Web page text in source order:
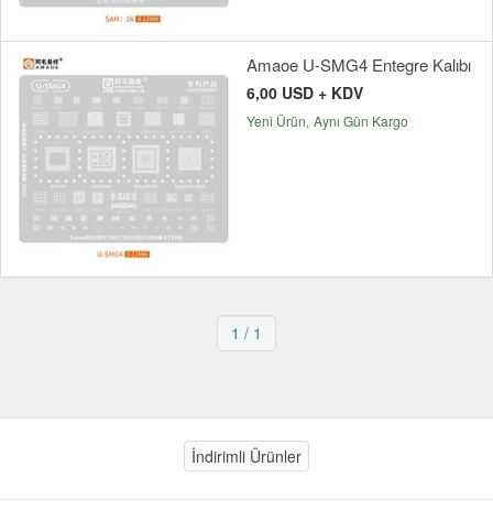
Amaoe U-SMG4 Entegre Kalıbı
6,00 USD + KDV
Yeni Ürün Aynı Gün Kargo
1 / 1
İndirimli Ürünler